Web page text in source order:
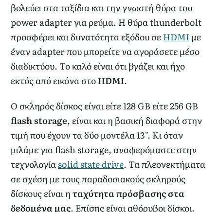
βολεύει στα ταξίδια και την γνωστή θύρα του
power adapter για ρεύμα. Η θύρα thunderbolt
προσφέρει και δυνατότητα εξόδου σεHDMIμε
έναν adapter που μπορείτε να αγοράσετε μέσο
διαδικτύου. Το καλό είναι ότι βγάζει και ήχο
εκτός από εικόνα στοHDMI.
Ο σκληρός δίσκος είναι είτε 128 GB είτε 256 GB
flash storage, είναι και η βασική διαφορά στην
τιμή που έχουν τα δύο μοντέλα 13". Κι όταν
μιλάμε για flash storage, αναφερόμαστε στην
τεχνολογίαsolid state drive. Τα πλεονεκτήματα
σε σχέση με τους παραδοσιακούς σκληρούς
δίσκους είναι ηταχύτητα πρόσβασης στα
δεδομένα μας. Επίσης είναι αθόρυβοι δίσκοι.